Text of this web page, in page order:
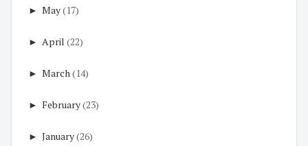
► May(17)
► April (22)
► March (14)
► February(23)
► January(26)